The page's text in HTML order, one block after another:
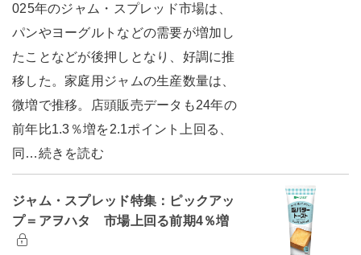
025年のジャム・スプレッド市場は、
パンやヨーグルトなどの需要が増加し
たことなどが後押しとなり、好調に推
移した。家庭用ジャムの生産数量は、
微増で推移。店頭販売データも24年の
前年比1.3％増を2.1ポイント上回る、
同…続きを読む
ジャム・スプレッド特集：ピックアッ
プ＝アヲハタ 市場上回る前期4％増